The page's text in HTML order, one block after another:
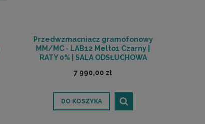
Przedwzmacniacz gramofonowy
MM/MC - LAB12 Melto1 Czarny |
RATY 0% | SALA ODSŁUCHOWA
7 990,00 zł
DO KOSZYKA